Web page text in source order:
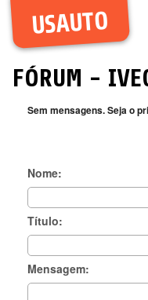
USAUTO
FÓRUM -
Sem mensagens. Seja o
Nome:
Título:
Mensagem: